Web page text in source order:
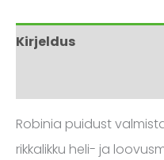
Kirjeldus
Robinia puidust
rikkalikku heli- ja